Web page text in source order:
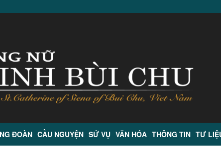
ĐOÀN CẦU NGUYỆN SỨ VỤ VĂN HÓA THÔNG TIN TƯ